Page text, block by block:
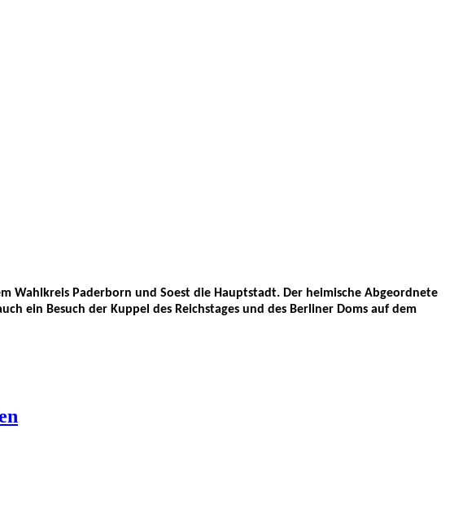
Wahlkreis Paderborn und Soest die Hauptstadt. Der heimische Abgeordnete
ein Besuch der Kuppel des Reichstages und des Berliner Doms auf dem